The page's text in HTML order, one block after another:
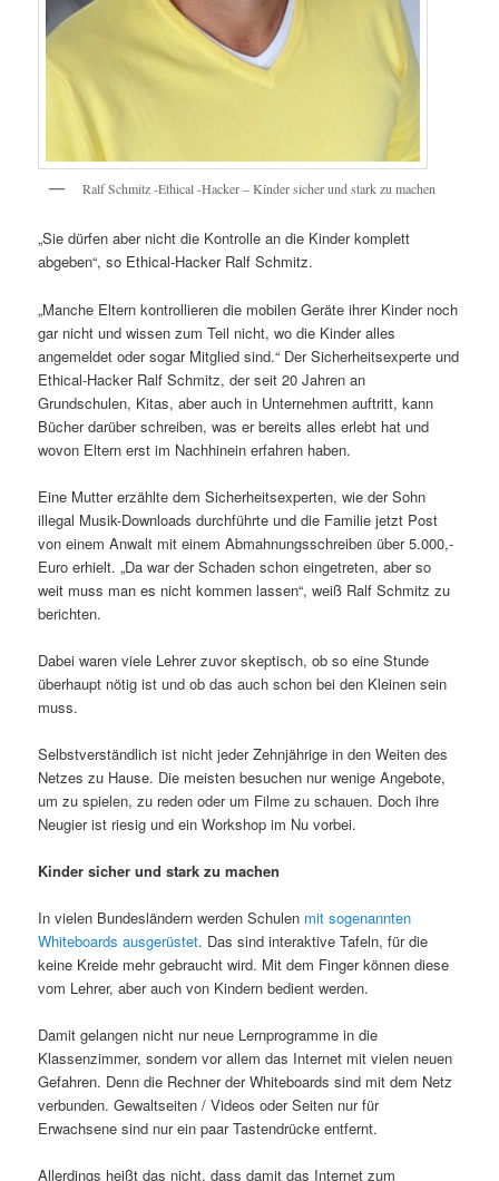
Ralf Schmitz -Ethical -Hacker – Kinder sicher und stark zu machen
„Sie dürfen aber nicht die Kontrolle an die Kinder komplett
abgeben“, so Ethical-Hacker Ralf Schmitz.
„Manche Eltern kontrollieren die mobilen Geräte ihrer Kinder noch
gar nicht und wissen zum Teil nicht, wo die Kinder alles
angemeldet oder sogar Mitglied sind.“ Der Sicherheitsexperte und
Ethical-Hacker Ralf Schmitz, der seit 20 Jahren an
Grundschulen, Kitas, aber auch in Unternehmen auftritt, kann
Bücher darüber schreiben, was er bereits alles erlebt hat und
wovon Eltern erst im Nachhinein erfahren haben.
Eine Mutter erzählte dem Sicherheitsexperten, wie der Sohn
illegal Musik-Downloads durchführte und die Familie jetzt Post
von einem Anwalt mit einem Abmahnungsschreiben über 5.000,-
Euro erhielt. „Da war der Schaden schon eingetreten, aber so
weit muss man es nicht kommen lassen“, weiß Ralf Schmitz zu
berichten.
Dabei waren viele Lehrer zuvor skeptisch, ob so eine Stunde
überhaupt nötig ist und ob das auch schon bei den Kleinen sein
muss.
Selbstverständlich ist nicht jeder Zehnjährige in den Weiten des
Netzes zu Hause. Die meisten besuchen nur wenige Angebote,
um zu spielen, zu reden oder um Filme zu schauen. Doch ihre
Neugier ist riesig und ein Workshop im Nu vorbei.
Kinder sicher und stark zu machen
In vielen Bundesländern werden Schulen mit sogenannten
Whiteboards ausgerüstet. Das sind interaktive Tafeln, für die
keine Kreide mehr gebraucht wird. Mit dem Finger können diese
vom Lehrer, aber auch von Kindern bedient werden.
Damit gelangen nicht nur neue Lernprogramme in die
Klassenzimmer, sondern vor allem das Internet mit vielen neuen
Gefahren. Denn die Rechner der Whiteboards sind mit dem Netz
verbunden. Gewaltseiten / Videos oder Seiten nur für
Erwachsene sind nur ein paar Tastendrücke entfernt.
Allerdings heißt das nicht, dass damit das Internet zum